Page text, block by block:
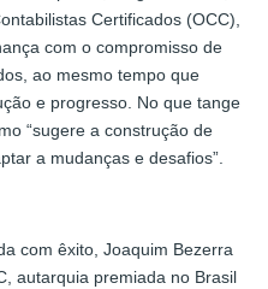
Certificados (OCC),
com o compromisso de
ao mesmo tempo que
e progresso. No que tange
“sugere a construção de
a mudanças e desafios”.
com êxito, Joaquim Bezerra
autarquia premiada no Brasil